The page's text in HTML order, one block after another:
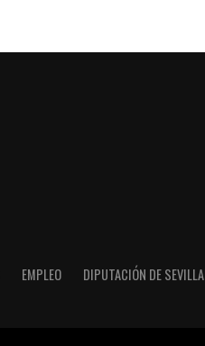
EMPLEO DIPUTACIÓN DE SEVILLA